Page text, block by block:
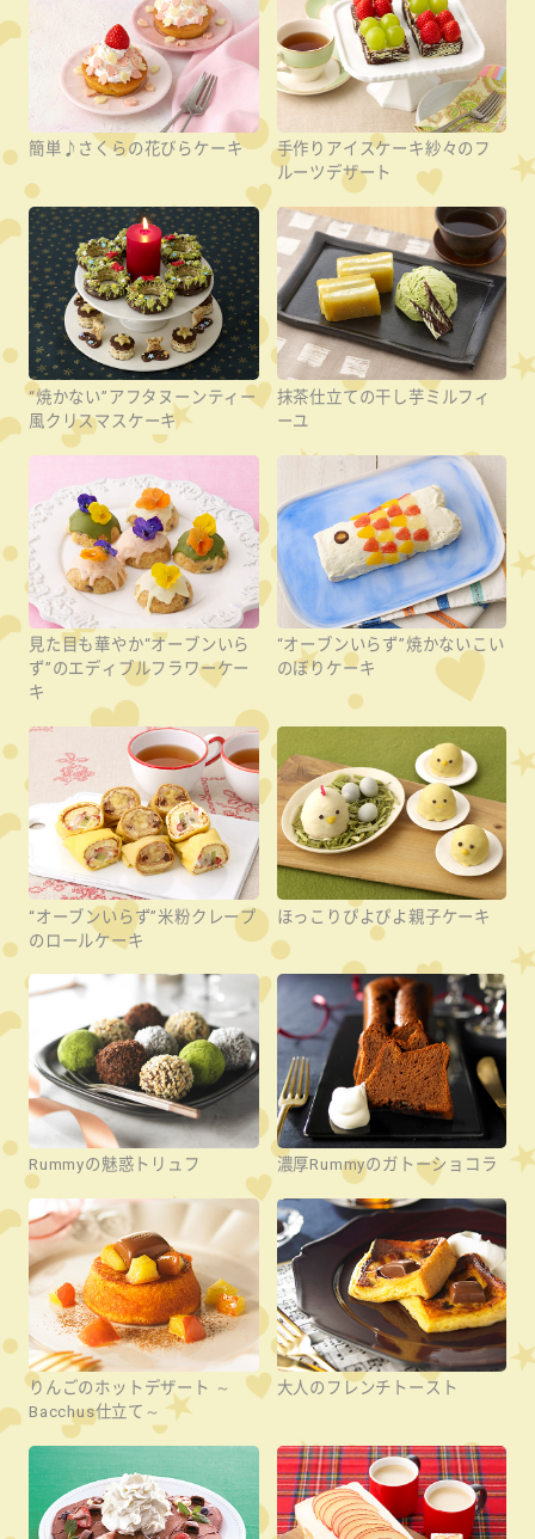
簡単♪さくらの花びらケーキ
手作りアイスケーキ紗々のフ
ルーツデザート
“焼かない”アフタヌーンティー
風クリスマスケーキ
抹茶仕立ての干し芋ミルフィ
ーユ
見た目も華やか“オーブンいら
ず”のエディブルフラワーケー
キ
“オーブンいらず”焼かないこい
のぼりケーキ
“オーブンいらず”米粉クレープ
のロールケーキ
ほっこりぴよぴよ親子ケーキ
Rummyの魅惑トリュフ 濃厚Rummyのガトーショコラ
りんごのホットデザート ～
Bacchus仕立て～
大人のフレンチトースト